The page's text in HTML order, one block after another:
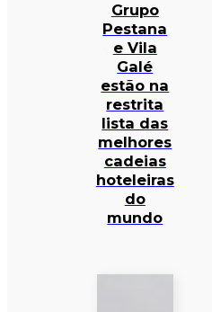
Grupo
Pestana
e Vila
Galé
estão na
restrita
lista das
melhores
cadeias
hoteleiras
do
mundo